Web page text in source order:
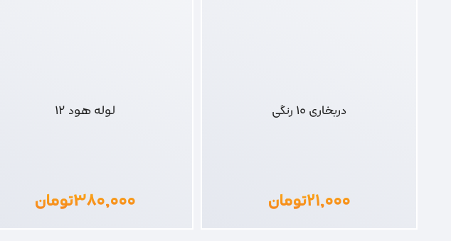
دربخاری 10 رنگی
۲۱,۰۰۰تومان
لوله هود 12
۳۸۰,۰۰۰تومان